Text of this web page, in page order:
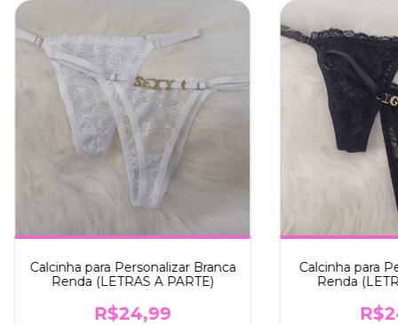
Calcinha para Personalizar Branca
Renda (LETRAS A PARTE)
R$24,99
Calcinha para
Renda